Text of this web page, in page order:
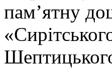
пам’ятну